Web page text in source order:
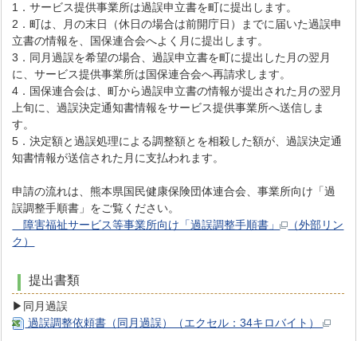
1．サービス提供事業所は過誤申立書を町に提出します。
2．町は、月の末日（休日の場合は前開庁日）までに届いた過誤申
立書の情報を、国保連合会へよく月に提出します。
3．同月過誤を希望の場合、過誤申立書を町に提出した月の翌月
に、サービス提供事業所は国保連合会へ再請求します。
4．国保連合会は、町から過誤申立書の情報が提出された月の翌月
上旬に、過誤決定通知書情報をサービス提供事業所へ送信しま
す。
5．決定額と過誤処理による調整額とを相殺した額が、過誤決定通
知書情報が送信された月に支払われます。
申請の流れは、熊本県国民健康保険団体連合会、事業所向け「過
誤調整手順書」をご覧ください。
障害福祉サービス等事業所向け「過誤調整手順書」
（外部リン
ク）
提出書類
▶同月過誤
過誤調整依頼書（同月過誤）（エクセル：34キロバイト）